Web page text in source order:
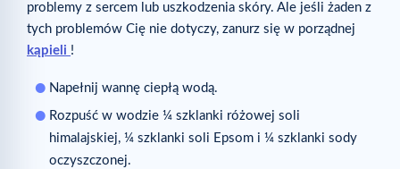
problemy z sercem lub uszkodzenia skóry. Ale jeśli żaden z
tych problemów Cię nie dotyczy, zanurz się w porządnej
kąpieli !
Napełnij wannę ciepłą wodą.
Rozpuść w wodzie ¼ szklanki różowej soli
himalajskiej, ¼ szklanki soli Epsom i ¼ szklanki sody
oczyszczonej.